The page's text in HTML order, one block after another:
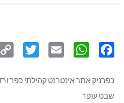
כפרניק אתר אינטרנט קהילתי כפר
שבט עופר